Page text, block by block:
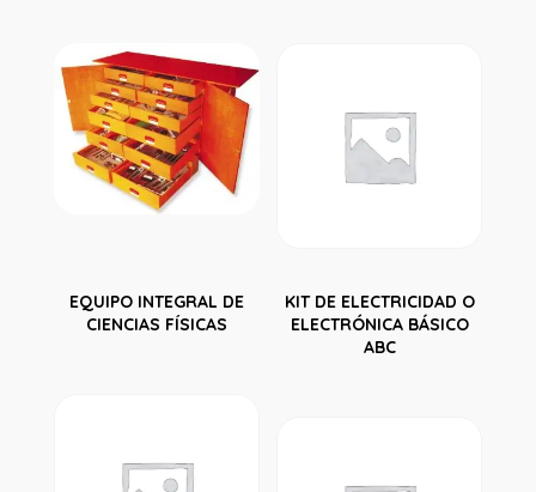
EQUIPO INTEGRAL DE
CIENCIAS FÍSICAS
KIT DE ELECTRICIDAD O
ELECTRÓNICA BÁSICO
ABC